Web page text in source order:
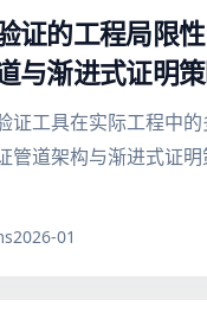
证的工程局限
与渐进式证明
证工具在实际工程中
管道架构与渐进式证
2026-01